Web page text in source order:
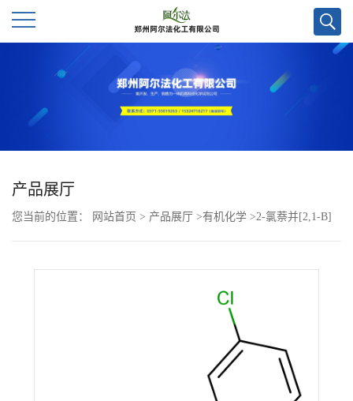
公
产品展厅
您当前的位置： 网站首页 > 产品展厅 >有机化学 >2-氯萘并[2,1-B]